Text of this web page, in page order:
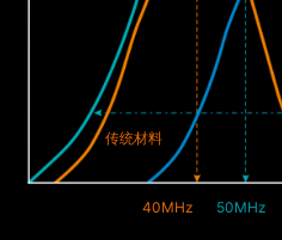
传统材料
40MHz 50MHz